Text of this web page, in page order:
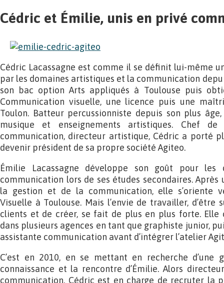
Cédric et Émilie, unis en privé
Cédric Lacassagne est comme il se définit lui-même
par les domaines artistiques et la communication
son bac option Arts appliqués à Toulouse puis
Communication visuelle, une licence puis une
Toulon. Batteur percussionniste depuis son plus
musique et enseignements artistiques. Chef
communication, directeur artistique, Cédric a porté
devenir président de sa propre société Agiteo.
Émilie Lacassagne développe son goût pour
communication lors de ses études secondaires. Après
la gestion et de la communication, elle s’oriente
Visuelle à Toulouse. Mais l’envie de travailler,
clients et de créer, se fait de plus en plus forte. Elle
dans plusieurs agences en tant que graphiste junior,
assistante communication avant d’intégrer l’atelier
C’est en 2010, en se mettant en recherche
connaissance et la rencontre d’Émilie. Alors
communication, Cédric est en charge de recruter la